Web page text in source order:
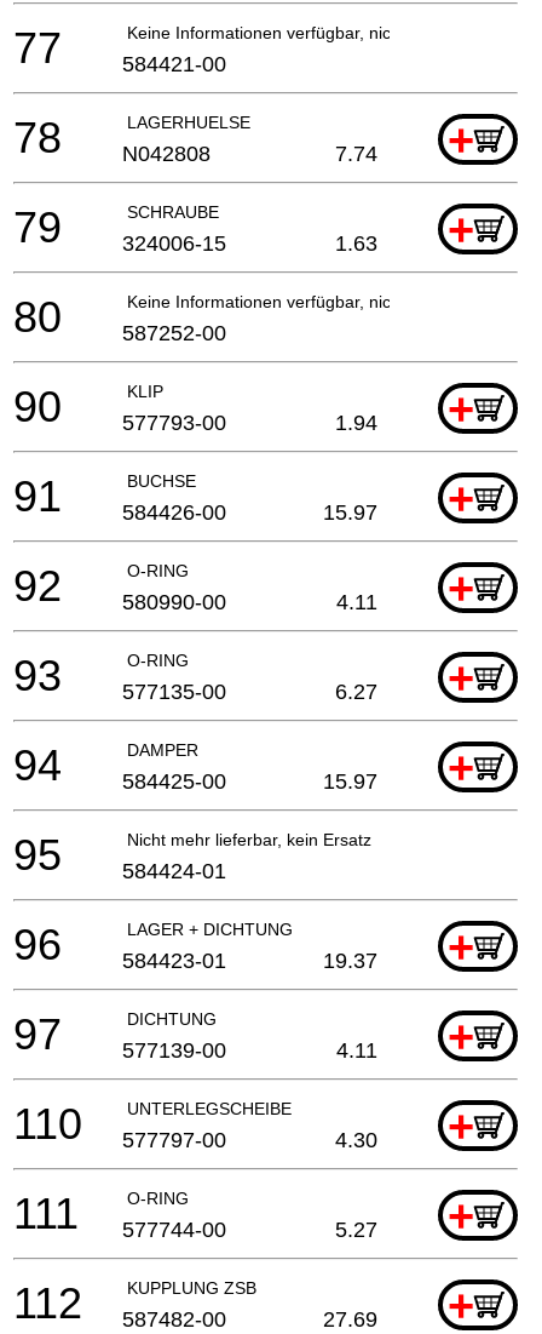
Keine Informationen verfügbar, nicht bestellbar
77 584421-00
LAGERHUELSE +
78 N042808 7.74
SCHRAUBE +
79 324006-15 1.63
Keine Informationen verfügbar, nicht bestellbar
80 587252-00
KLIP +
90 577793-00 1.94
BUCHSE +
91 584426-00 15.97
O-RING +
92 580990-00 4.11
O-RING +
93 577135-00 6.27
DAMPER +
94 584425-00 15.97
Nicht mehr lieferbar, kein Ersatz
95 584424-01
LAGER + DICHTUNG +
96 584423-01 19.37
DICHTUNG +
97 577139-00 4.11
UNTERLEGSCHEIBE +
110 577797-00 4.30
O-RING +
111 577744-00 5.27
KUPPLUNG ZSB +
112 587482-00 27.69